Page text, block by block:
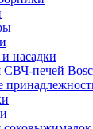
насадки
СВЧ-печей